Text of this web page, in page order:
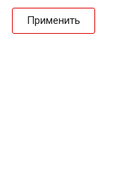
Применить